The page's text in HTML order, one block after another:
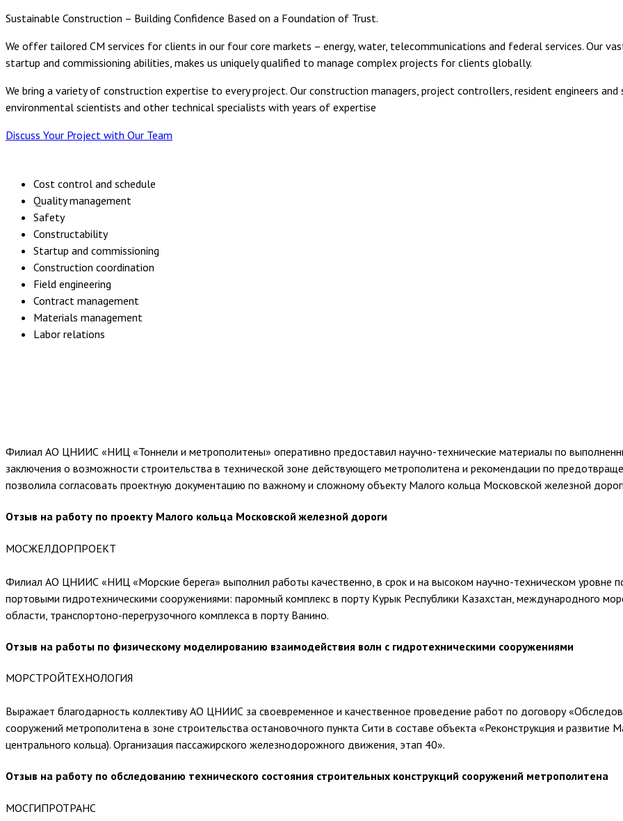
Sustainable Construction – Building Confidence Based on a Foundation of Trust.
We offer tailored CM services for clients in our four core markets – energy, water, telecommunications and federal services. Our
startup and commissioning abilities, makes us uniquely qualified to manage complex projects for clients globally.
We bring a variety of construction expertise to every project. Our construction managers, project controllers, resident engineers and
environmental scientists and other technical specialists with years of expertise
Discuss Your Project with Our Team
Cost control and schedule
Quality management
Safety
Constructability
Startup and commissioning
Construction coordination
Field engineering
Contract management
Materials management
Labor relations
Филиал АО ЦНИИС «НИЦ «Тоннели и метрополитены» оперативно предоставил научно-технические материалы по
заключения о возможности строительства в технической зоне действующего метрополитена и рекомендации по
позволила согласовать проектную документацию по важному и сложному объекту Малого кольца Московской железной
Отзыв на работу по проекту Малого кольца Московской железной дороги
МОСЖЕЛДОРПРОЕКТ
Филиал АО ЦНИИС «НИЦ «Морские берега» выполнил работы качественно, в срок и на высоком научно-техническом уровне
портовыми гидротехническими сооружениями: паромный комплекс в порту Курык Республики Казахстан, международного
области, транспортоно-перегрузочного комплекса в порту Ванино.
Отзыв на работы по физическому моделированию взаимодействия волн с гидротехническими сооружениями
МОРСТРОЙТЕХНОЛОГИЯ
Выражает благодарность коллективу АО ЦНИИС за своевременное и качественное проведение работ по договору
сооружений метрополитена в зоне строительства остановочного пункта Сити в составе объекта «Реконструкция и
центрального кольца). Организация пассажирского железнодорожного движения, этап 40».
Отзыв на работу по обследованию технического состояния строительных конструкций сооружений метрополитена
МОСГИПРОТРАНС